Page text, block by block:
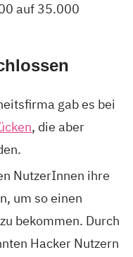
auf 35.000
gab es bei
, die aber
NutzerInnen ihre
um so einen
bekommen. Durch
Hacker Nutzern